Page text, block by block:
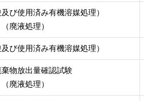
び使用済み有機溶媒処理）
（廃液処理）
び使用済み有機溶媒処理）
物放出量確認試験
（廃液処理）